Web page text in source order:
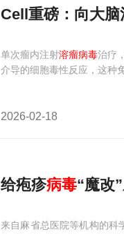
Cell重磅：向大脑
单次瘤内注射溶瘤病毒治疗
介导的细胞毒性反应，这种
2026-02-18
给疱疹病毒“魔改
来自麻省总医院等机构的科